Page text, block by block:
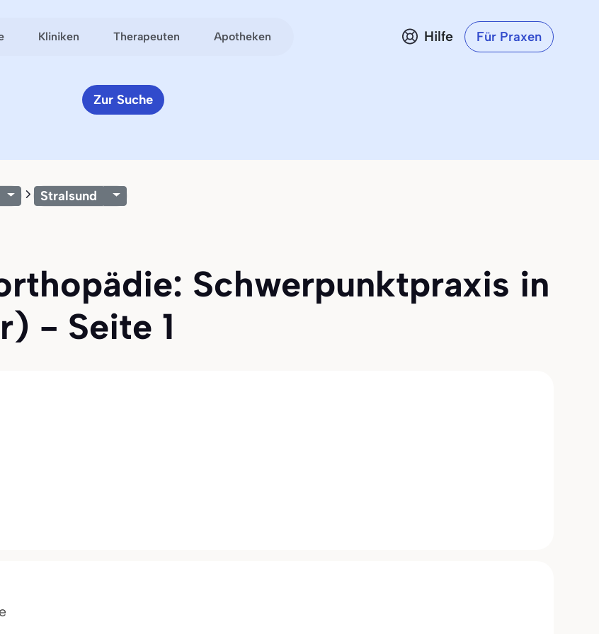
Kliniken Therapeuten Apotheken Hilfe Für Praxen
Zur Suche
Stralsund
Schwerpunktpraxis in
- Seite 1